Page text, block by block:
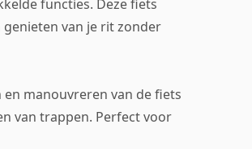
functies. Deze fiets
van je rit zonder
en manouvreren van de fiets
van trappen. Perfect voor